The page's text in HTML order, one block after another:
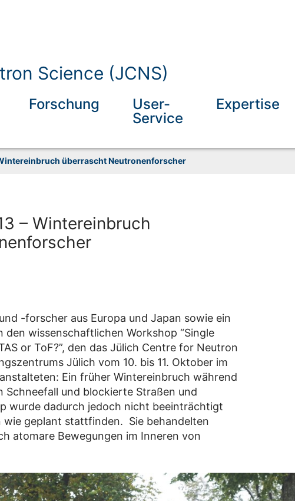
Science (JCNS)
Forschung
User-
Service
Expertise
überrascht Neutronenforscher
– Wintereinbruch
-forscher aus Europa und Japan sowie ein
wissenschaftlichen Workshop “Single
or ToF?”, den das Jülich Centre for Neutron
Jülich vom 10. bis 11. Oktober im
Ein früher Wintereinbruch während
und blockierte Straßen und
wurde dadurch jedoch nicht beeinträchtigt
wie geplant stattfinden. Sie behandelten
atomare Bewegungen im Inneren von